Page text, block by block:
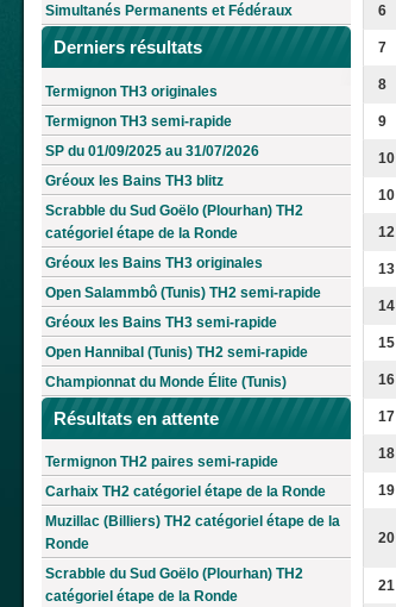
Simultanés Permanents et Fédéraux
Derniers résultats
Termignon TH3 originales
Termignon TH3 semi-rapide
SP du 01/09/2025 au 31/07/2026
Gréoux les Bains TH3 blitz
Scrabble du Sud Goëlo (Plourhan) TH2
catégoriel étape de la Ronde
Gréoux les Bains TH3 originales
Open Salammbô (Tunis) TH2 semi-rapide
Gréoux les Bains TH3 semi-rapide
Open Hannibal (Tunis) TH2 semi-rapide
Championnat du Monde Élite (Tunis)
Résultats en attente
Termignon TH2 paires semi-rapide
Carhaix TH2 catégoriel étape de la Ronde
Muzillac (Billiers) TH2 catégoriel étape de la
Ronde
Scrabble du Sud Goëlo (Plourhan) TH2
catégoriel étape de la Ronde
6
7
8
9
10
10
12
13
14
15
16
17
18
19
20
21